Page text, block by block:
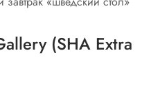
(SHA Extra